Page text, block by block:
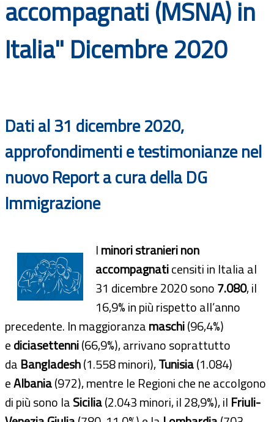
Guide
accompagnati (MSNA) in
Italia" Dicembre 2020
Dati al 31 dicembre 2020,
approfondimenti e testimonianze nel
nuovo Report a cura della DG
Immigrazione
Iminori stranieri non
accompagnaticensiti in Italia al
31 dicembre 2020 sono7.080, il
16,9% in più rispetto all’anno
precedente. In maggioranzamaschi(96,4%)
ediciasettenni(66,9%), arrivano soprattutto
da Bangladesh(1.558 minori),Tunisia(1.084)
eAlbania(972), mentre le Regioni che ne accolgono
di più sono laSicilia(2.043 minori, il 28,9%), il Friuli-